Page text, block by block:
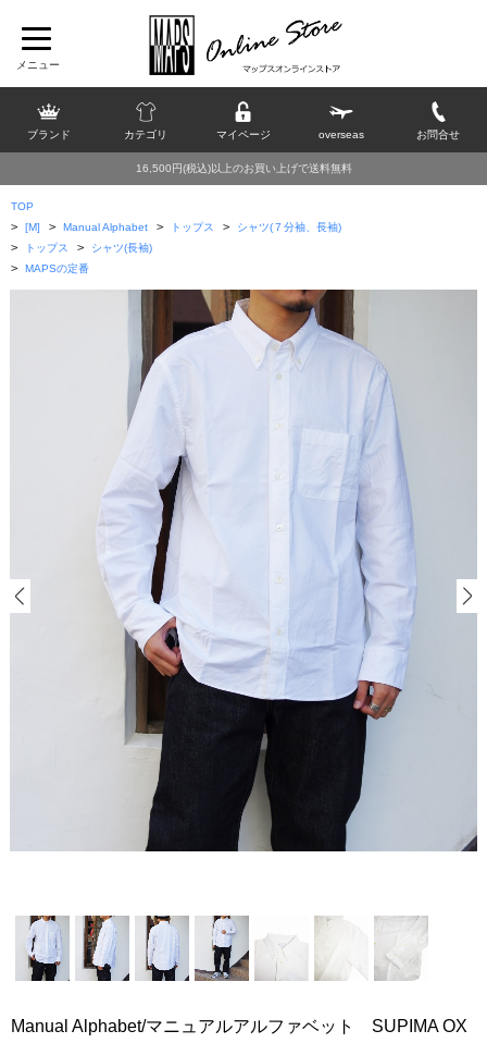
ブランド カテゴリ マイページ overseas お問合せ
16,500円(税込)以上のお買い上げで送料無料
TOP
> [M] > Manual Alphabet > トップス > シャツ(７分袖、長袖)
> トップス > シャツ(長袖)
> MAPSの定番
Manual Alphabet/マニュアルアルファベット SUPIMA OX